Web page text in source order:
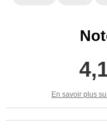
En savoir plus